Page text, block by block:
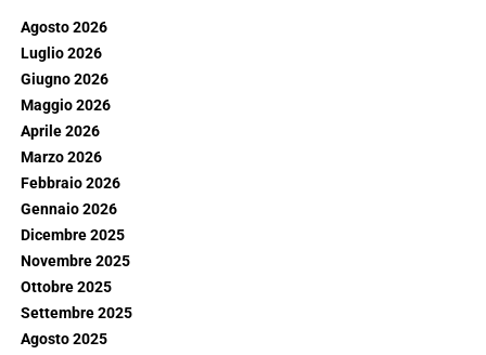
Agosto 2026
Luglio 2026
Giugno 2026
Maggio 2026
Aprile 2026
Marzo 2026
Febbraio 2026
Gennaio 2026
Dicembre 2025
Novembre 2025
Ottobre 2025
Settembre 2025
Agosto 2025